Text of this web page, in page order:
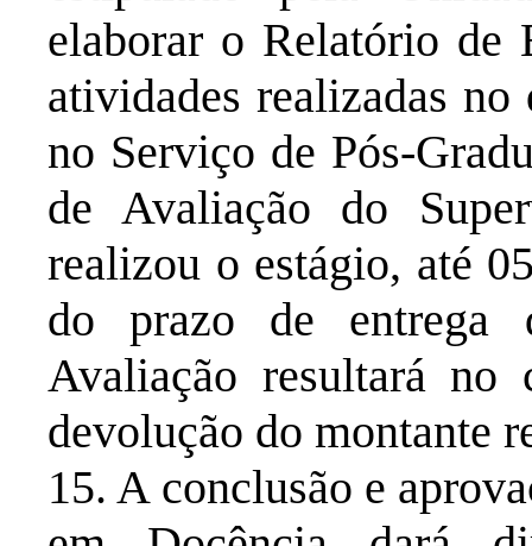
elaborar o Relatório de
atividades realizadas
no Serviço de Pós-
de Avaliação do
realizou o estágio, até
do prazo de entrega
Avaliação resultará no
devolução do montante
15. A conclusão e